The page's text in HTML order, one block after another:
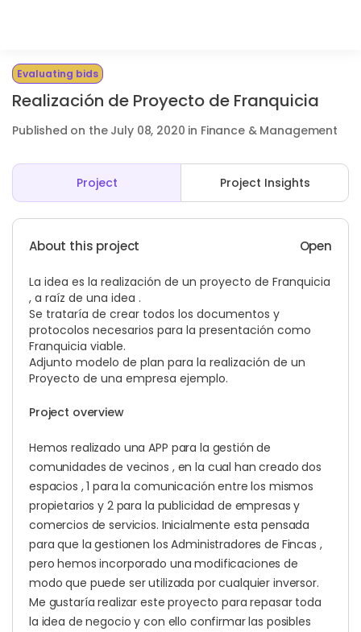
Evaluating bids
Realización de Proyecto de Franquicia
Published on the July 08, 2020 in Finance & Management
Project Project Insights
About this project Open
La idea es la realización de un proyecto de Franquicia
, a raíz de una idea .
Se trataría de crear todos los documentos y
protocolos necesarios para la presentación como
Franquicia viable.
Adjunto modelo de plan para la realización de un
Proyecto de una empresa ejemplo.
Project overview
Hemos realizado una APP para la gestión de
comunidades de vecinos , en la cual han creado dos
espacios , 1 para la comunicación entre los mismos
propietarios y 2 para la publicidad de empresas y
comercios de servicios. Inicialmente esta pensada
para que la gestionen los Administradores de Fincas ,
pero hemos incorporado una modificaciones de
modo que puede ser utilizada por cualquier inversor.
Me gustaría realizar este proyecto para repasar toda
la idea de negocio y con ello confirmar las posibles